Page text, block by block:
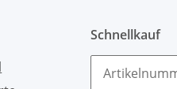
Schnellkauf